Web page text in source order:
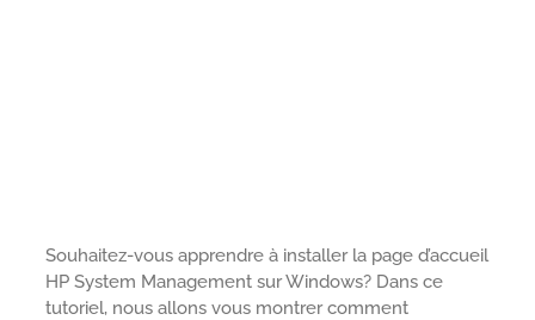
Souhaitez-vous apprendre à installer la page d’accueil
HP System Management sur Windows? Dans ce
tutoriel, nous allons vous montrer comment